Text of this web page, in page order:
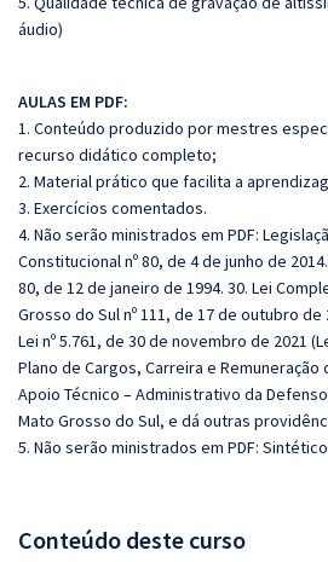
áudio)
AULAS EM PDF:
1. Conteúdo produzido por mestres
recurso didático completo;
2. Material prático que facilita a
3. Exercícios comentados.
4. Não serão ministrados em PDF:
Constitucional nº 80, de 4 de junho de
80, de 12 de janeiro de 1994. 30. Lei
Grosso do Sul nº 111, de 17 de outubro
Lei nº 5.761, de 30 de novembro de 2021
Plano de Cargos, Carreira e
Apoio Técnico – Administrativo da
Mato Grosso do Sul, e dá outras
5. Não serão ministrados em PDF:
Conteúdo deste curso